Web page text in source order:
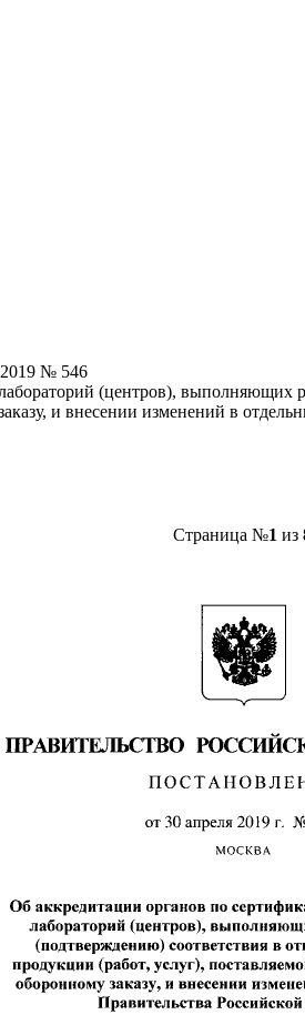
№ 546
(центров),
и внесении изменений в
Страница №1 из